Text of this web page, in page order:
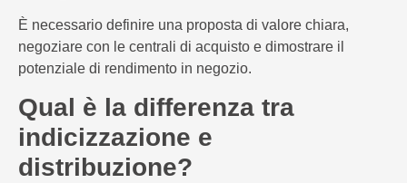
È necessario definire una proposta di valore chiara,
negoziare con le centrali di acquisto e dimostrare il
potenziale di rendimento in negozio.
Qual è la differenza tra
indicizzazione e
distribuzione?